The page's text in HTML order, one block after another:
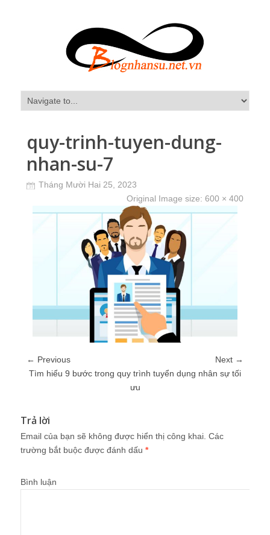
quy-trinh-tuyen-dung-
nhan-su-7
Tháng Mười Hai 25, 2023
Original Image size: 600 × 400
← Previous
Next →
Tìm hiểu 9 bước trong quy trình tuyển dụng nhân sự tối
ưu
Trả lời
Email của bạn sẽ không được hiển thị công khai. Các
trường bắt buộc được đánh dấu *
Bình luận